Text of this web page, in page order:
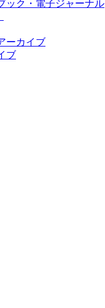
ック・電子ジャーナル
ーカイブ
ブ